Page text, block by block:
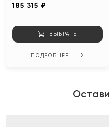
185 315 ₽
ВЫБРАТЬ
ПОДРОБНЕЕ